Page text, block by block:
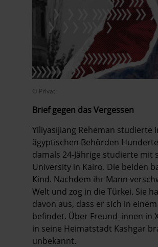
© Privat
Brief gegen das Vergessen
Yiliyasijiang Reheman studierte
ägyptischen Behörden
damals 24-Jährige studierte
University in Kairo. Die beiden
Kind. Nachdem ihr Mann
Welt und zog in die Türkei. Sie
davon aus, dass er sich in
befindet. Über Freund_innen in
in seine Heimatstadt Kashgar
unbekannt.